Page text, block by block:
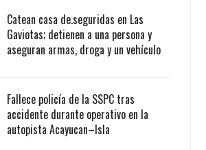
Catean casa de.seguridas en Las
Gaviotas; detienen a una persona y
aseguran armas, droga y un vehículo
Fallece policía de la SSPC tras
accidente durante operativo en la
autopista Acayucan–Isla